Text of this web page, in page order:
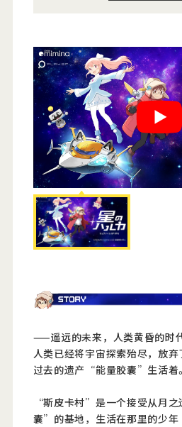
——遥远的未来，人类黄昏的时
人类已经将宇宙探索殆尽，放
过去的遗产“能量胶囊”生活着。
“斯皮卡村”是一个接受从月
囊”的基地，生活在那里的少